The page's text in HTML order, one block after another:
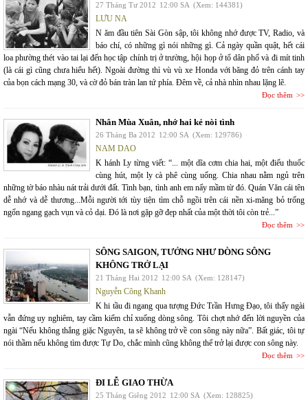
27 Tháng Tư 2012 12:00 SA (Xem: 144381)
LƯU NA
N ăm đầu tiên Sài Gòn sập, tôi không nhớ được TV, Radio, và
báo chí, có những gì nói những gì. Cả ngày quần quật, hết cái
loa phường thét vào tai lại đến học tập chính trị ở trường, hội họp ở tổ dân phố và đi mít tinh
(là cái gì cũng chưa hiểu hết). Ngoài đường thì vù vù xe Honda với băng đỏ trên cánh tay
của bọn cách mạng 30, và cờ đỏ bán tràn lan tứ phía. Đêm về, cả nhà nhìn nhau lặng lẽ.
Đọc thêm
Nhân Mùa Xuân, nhớ hai kẻ nòi tình
26 Tháng Ba 2012 12:00 SA (Xem: 129786)
NAM DAO
K hánh Ly từng viết: “... một dĩa cơm chia hai, một điếu thuốc
cùng hút, một ly cà phê cùng uống. Chia nhau nằm ngủ trên
những tờ báo nhàu nát trải dưới đất. Tình bạn, tình anh em nẩy mầm từ đó. Quán Văn cái tên
dễ nhớ và dễ thương...Mỗi người tới tùy tiện tìm chỗ ngồi trên cái nền xi-măng bỏ trống
ngổn ngang gạch vụn và cỏ dại. Đó là nơi gặp gỡ đẹp nhất của một thời tôi còn trẻ...”
Đọc thêm
SÔNG SAIGON, TƯỞNG NHƯ DÒNG SÔNG
KHÔNG TRỞ LẠI
21 Tháng Hai 2012 12:00 SA (Xem: 128147)
Nguyễn Công Khanh
K hi tầu đi ngang qua tượng Đức Trần Hưng Đạo, tôi thấy ngài
vẫn đứng uy nghiêm, tay cầm kiếm chỉ xuống dòng sông. Tôi chợt nhớ đến lời nguyền của
ngài “Nếu không thắng giặc Nguyên, ta sẽ không trở về con sông này nữa”. Bất giác, tôi tự
nói thầm nếu không tìm được Tự Do, chắc mình cũng không thể trở lại được con sông này.
Đọc thêm
ĐI LỄ GIAO THỪA
25 Tháng Giêng 2012 12:00 SA (Xem: 128825)